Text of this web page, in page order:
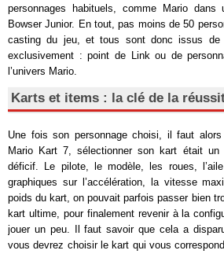
personnages habituels, comme Mario
Bowser Junior. En tout, pas moins de 50
casting du jeu, et tous sont donc issus de
exclusivement : point de Link ou de
l’univers Mario.
Karts et items : la clé de la
Une fois son personnage choisi, il faut
Mario Kart 7, sélectionner son kart était
déficif. Le pilote, le modèle, les roues,
graphiques sur l’accélération, la vitesse
poids du kart, on pouvait parfois passer bien
kart ultime, pour finalement revenir à la
jouer un peu. Il faut savoir que cela a
vous devrez choisir le kart qui vous